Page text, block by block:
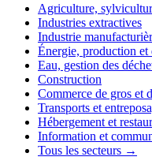
Agriculture,
Industries extractives
Industrie
Énergie, production et
Eau, gestion des
Construction
Commerce de gros et
Transports et
Hébergement et
Information et
Tous les secteurs →